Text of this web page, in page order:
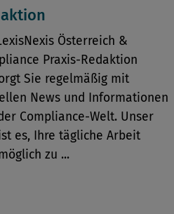
Österreich &
Praxis-Redaktion
Sie regelmäßig mit
News und Informationen
Compliance-Welt. Unser
es, Ihre tägliche Arbeit
zu ...